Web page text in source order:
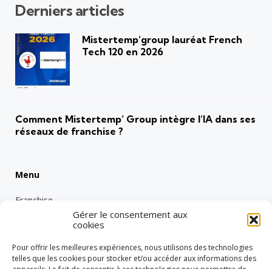
Gérer le consentement aux
cookies
Pour offrir les meilleures expériences, nous utilisons des technologies
telles que les cookies pour stocker et/ou accéder aux informations des
Derniers articles
Mistertemp’group lauréat French
Tech 120 en 2026
Comment Mistertemp’ Group intègre l’IA dans ses
réseaux de franchise ?
Menu
Franchise
Intérimaire